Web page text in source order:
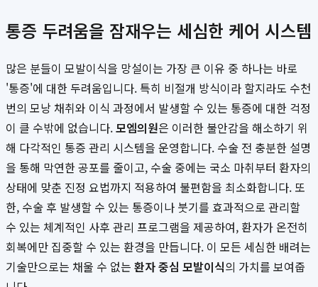
통증 두려움을 잠재우는 세심한 케어 시스템
많은 분들이 모발이식을 망설이는 가장 큰 이유 중 하나는 바로
'통증'에 대한 두려움입니다. 특히 비절개 방식이라 할지라도 수천
번의 모낭 채취와 이식 과정에서 발생할 수 있는 통증에 대한 걱정
이 클 수밖에 없습니다.모엠의원은 이러한 불안감을 해소하기 위
해 다각적인 통증 관리 시스템을 운영합니다. 수술 전 충분한 설명
을 통해 막연한 공포를 줄이고, 수술 중에는 국소 마취부터 환자의
상태에 맞춘 진정 요법까지 적용하여 불편함을 최소화합니다. 또
한, 수술 후 발생할 수 있는 통증이나 붓기를 효과적으로 관리할
수 있는 체계적인 사후 관리 프로그램을 제공하여, 환자가 온전히
회복에만 집중할 수 있는 환경을 만듭니다. 이 모든 세심한 배려는
기술만으로는 채울 수 없는 환자 중심 모발이식의 가치를 보여줍